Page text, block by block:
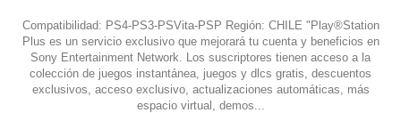
Compatibilidad: PS4-PS3-PSVita-PSP Región: CHILE "Play®Station
Plus es un servicio exclusivo que mejorará tu cuenta y beneficios en
Sony Entertainment Network. Los suscriptores tienen acceso a la
colección de juegos instantánea, juegos y dlcs gratis, descuentos
exclusivos, acceso exclusivo, actualizaciones automáticas, más
espacio virtual, demos...